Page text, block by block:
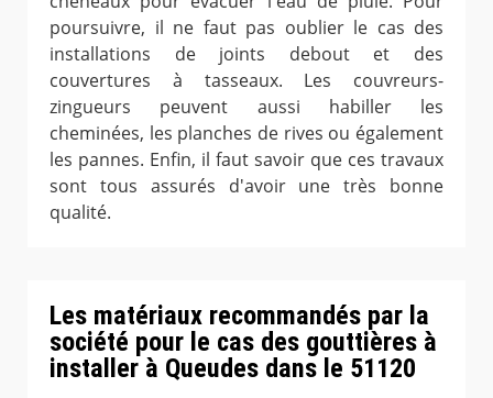
poursuivre, il ne faut pas oublier le cas des
installations de joints debout et des
couvertures à tasseaux. Les couvreurs-
zingueurs peuvent aussi habiller les
cheminées, les planches de rives ou également
les pannes. Enfin, il faut savoir que ces travaux
sont tous assurés d'avoir une très bonne
qualité.
Les matériaux recommandés par la
société pour le cas des gouttières à
installer à Queudes dans le 51120